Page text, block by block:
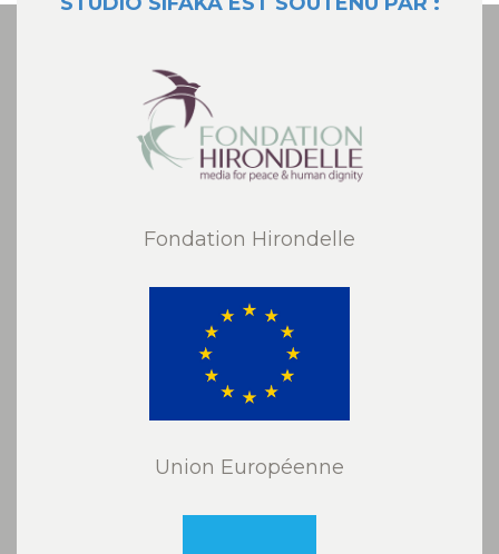
Fondation Hirondelle
Union Européenne